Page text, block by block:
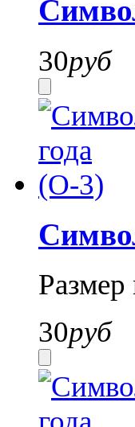
30руб
Размер
30руб